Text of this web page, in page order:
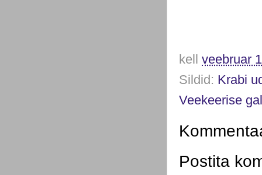
kell veebruar
Sildid: Krabi
Veekeerise
Postita